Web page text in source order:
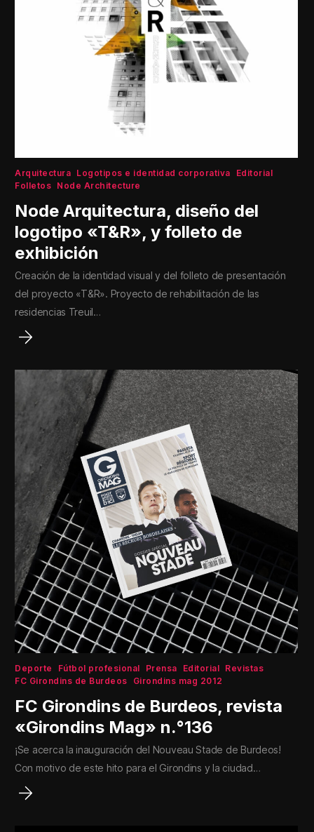
Arquitectura Logotipos e identidad corporativa
Editorial
Folletos Node Architecture
Node Arquitectura, diseño del
logotipo «T&R», y folleto de
exhibición
Creación de la identidad visual y del folleto de presentación
del proyecto «T&R». Proyecto de rehabilitación de las
residencias Treuil…
Deporte Fútbol profesional Prensa Editorial Revistas
FC Girondins de Burdeos
Girondins mag 2012
FC Girondins de Burdeos, revista
«Girondins Mag» n.°136
¡Se acerca la inauguración del Nouveau Stade de Burdeos!
Con motivo de este hito para el Girondins y la ciudad…